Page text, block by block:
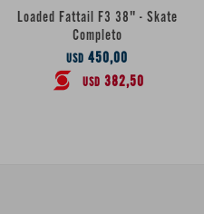
Loaded Fattail F3 38" - Skate
Completo
USD 450,00
USD 382,50